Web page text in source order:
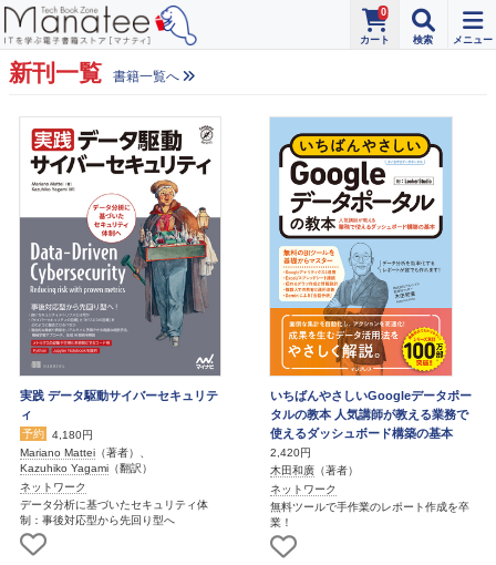
0
新刊一覧 書籍一覧へ
実践 データ駆動サイバーセキュリテ
ィ
予約
4,180円
Mariano Mattei （著者）、
Kazuhiko Yagami （翻訳）
ネットワーク
データ分析に基づいたセキュリティ体
制：事後対応型から先回り型へ
いちばんやさしいGoogleデータポー
タルの教本 人気講師が教える業務で
使えるダッシュボード構築の基本
2,420円
木田和廣 （著者）
ネットワーク
無料ツールで手作業のレポート作成を卒
業！